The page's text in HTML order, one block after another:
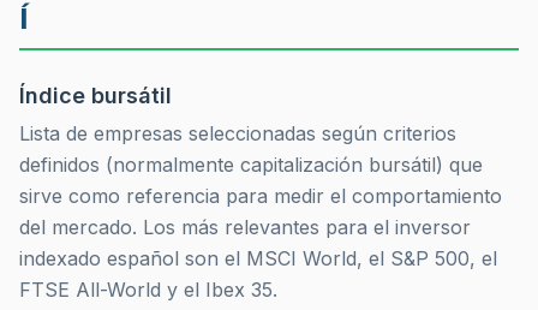
Í
Índice bursátil
Lista de empresas seleccionadas según criterios
definidos (normalmente capitalización bursátil) que
sirve como referencia para medir el comportamiento
del mercado. Los más relevantes para el inversor
indexado español son el MSCI World, el S&P 500, el
FTSE All-World y el Ibex 35.